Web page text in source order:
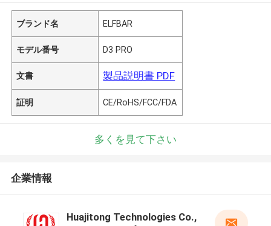
ブランド名 ELFBAR
モデル番号 D3 PRO
文書 製品説明書 PDF
証明 CE/RoHS/FCC/FDA
多くを見て下さい
企業情報
Huajitong Technologies Co.,